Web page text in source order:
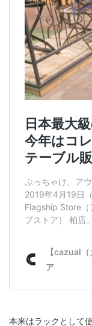
本来はラックとして